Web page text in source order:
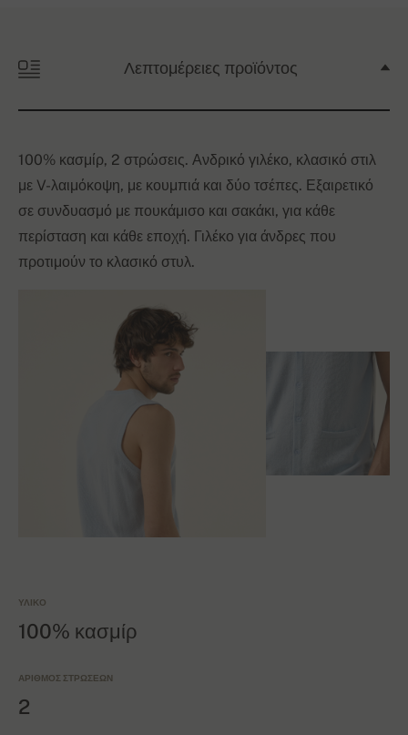
Λεπτομέρειες προϊόντος
100% κασμίρ, 2 στρώσεις. Ανδρικό γιλέκο, κλασικό στιλ
με V-λαιμόκοψη, με κουμπιά και δύο τσέπες. Εξαιρετικό
σε συνδυασμό με πουκάμισο και σακάκι, για κάθε
περίσταση και κάθε εποχή. Γιλέκο για άνδρες που
προτιμούν το κλασικό στυλ.
ΥΛΙΚΌ
100% κασμίρ
ΑΡΙΘΜΌΣ ΣΤΡΏΣΕΩΝ
2